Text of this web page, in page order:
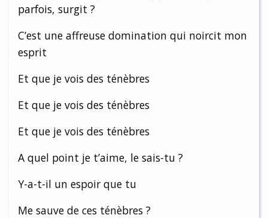
parfois, surgit ?
C’est une affreuse domination qui noircit mon
esprit
Et que je vois des ténèbres
Et que je vois des ténèbres
Et que je vois des ténèbres
A quel point je t’aime, le sais-tu ?
Y-a-t-il un espoir que tu
Me sauve de ces ténèbres ?